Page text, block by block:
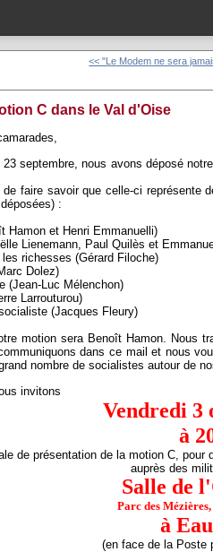
<< "Le Modem ne sera
C dans le Val d'Oise
septembre, nous avons déposé
faire savoir que celle-ci représente
:
et Henri Emmanuelli)
Lienemann, Paul Quilès et
richesses (Gérard Filoche)
Dolez)
Luc Mélenchon)
Larrouturou)
(Jacques Fleury)
motion sera Benoît Hamon. Nous
dans ce mail et nous
nombre de socialistes autour de
invitons
Vendredi 3
à
de présentation de la motion C,
auprès des
Salle de
Parc des
à
(en face de la Poste